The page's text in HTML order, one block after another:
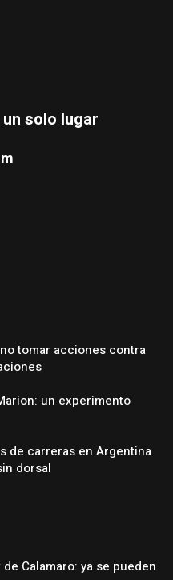
solo lugar
tomar acciones contra
un experimento
de carreras en Argentina
dorsal
Calamaro: ya se pueden